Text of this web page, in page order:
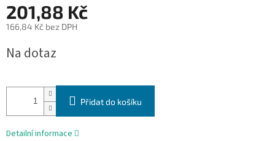
201,88 Kč
166,84 Kč bez DPH
cena:
Na dotaz
Přidat do košíku
Detailní informace